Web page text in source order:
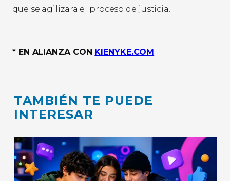
que se agilizara el proceso de justicia.
* EN ALIANZA CON KIENYKE.COM
TAMBIÉN TE PUEDE
INTERESAR